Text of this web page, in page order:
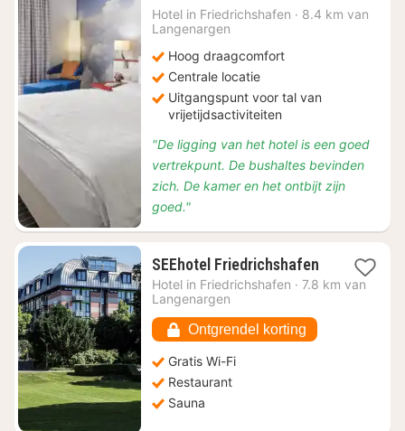
€
Hotel in Friedrichshafen · 8.4 km van
Langenargen
Hoog draagcomfort
Centrale locatie
Uitgangspunt voor tal van
vrijetijdsactiviteiten
"De ligging van het hotel is een goed
vertrekpunt. De bushaltes bevinden
zich. De kamer en het ontbijt zijn
goed."
SEEhotel Friedrichshafen1
nacht
Hotel in Friedrichshafen · 7.8 km van
Langenargen
Ontgrendel korting
Gratis Wi-Fi
Restaurant
Sauna